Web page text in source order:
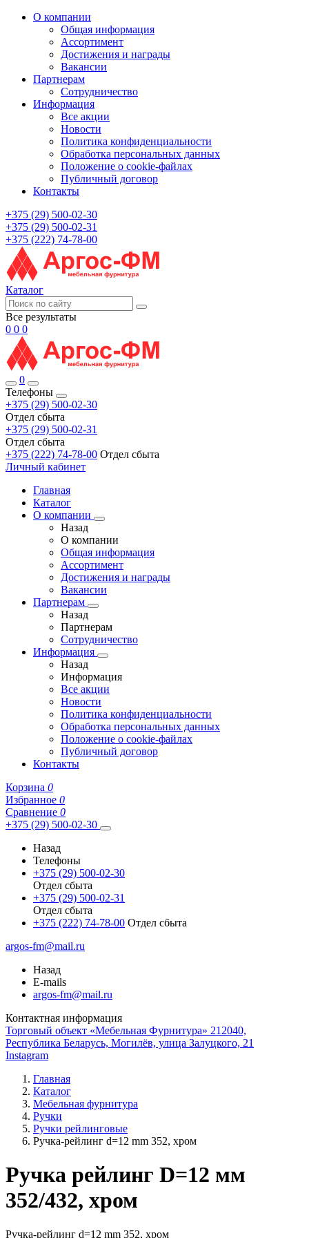
О компании
Общая информация
Ассортимент
Достижения и награды
Вакансии
Партнерам
Сотрудничество
Информация
Все акции
Новости
Политика конфиденциальности
Обработка персональных данных
Положение о cookie-файлах
Публичный договор
Контакты
+375 (29) 500-02-30
+375 (29) 500-02-31
+375 (222) 74-78-00
Каталог
Все результаты
0 0 0
0
Телефоны
+375 (29) 500-02-30
Отдел сбыта
+375 (29) 500-02-31
Отдел сбыта
+375 (222) 74-78-00 Отдел сбыта
Личный кабинет
Главная
Каталог
О компании
Назад
О компании
Общая информация
Ассортимент
Достижения и награды
Вакансии
Партнерам
Назад
Партнерам
Сотрудничество
Информация
Назад
Информация
Все акции
Новости
Политика конфиденциальности
Обработка персональных данных
Положение о cookie-файлах
Публичный договор
Контакты
Корзина 0
Избранное 0
Сравнение 0
+375 (29) 500-02-30
Назад
Телефоны
+375 (29) 500-02-30
Отдел сбыта
+375 (29) 500-02-31
Отдел сбыта
+375 (222) 74-78-00 Отдел сбыта
argos-fm@mail.ru
Назад
E-mails
argos-fm@mail.ru
Контактная информация
Торговый объект «Мебельная Фурнитура» 212040,
Республика Беларусь, Могилёв, улица Залуцкого, 21
Instagram
Главная
Каталог
Мебельная фурнитура
Ручки
Ручки рейлинговые
Ручка-рейлинг d=12 mm 352, хром
Ручка рейлинг D=12 мм
352/432, хром
Ручка-рейлинг d=12 mm 352, хром